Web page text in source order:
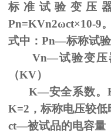
标准试验变压
Pn=KVn2ωct×10-9。
式中： Pn—标称试验
Vn—试验变压器
（KV）
K—安全系数。
K=2，标称电压较低
ct—被试品的电容量